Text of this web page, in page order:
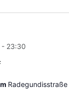
- 23:30